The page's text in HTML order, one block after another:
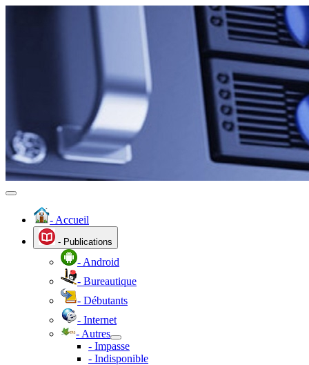
- Accueil
- Publications
- Android
- Bureautique
- Débutants
- Internet
- Autres
- Impasse
- Indisponible